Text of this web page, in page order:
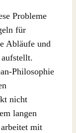
Probleme
für
Abläufe und
Philosophie
nicht
langen
mit